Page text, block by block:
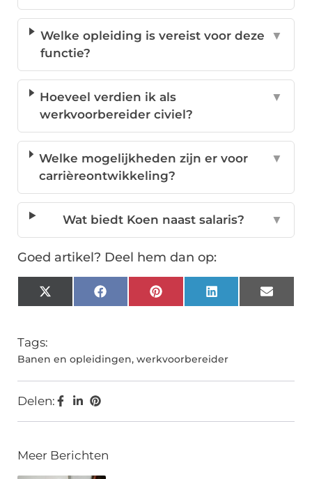
Welke opleiding is vereist voor deze
functie?
▼
Hoeveel verdien ik als
werkvoorbereider civiel?
▼
Welke mogelijkheden zijn er voor
carrièreontwikkeling?
▼
Wat biedt Koen naast salaris? ▼
Goed artikel? Deel hem dan op:
X
(Twitter)
FacebookPinterestLinkedInEmail
Tags:
Banen en opleidingen, werkvoorbereider
Delen:
Meer Berichten